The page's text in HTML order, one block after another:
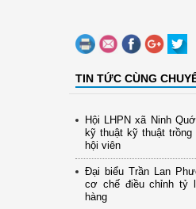
TIN TỨC CÙNG
Hội LHPN xã Ninh
kỹ thuật kỹ thuật trồng
hội viên
Đại biểu Trần Lan
cơ chế điều chỉnh tỷ
hàng